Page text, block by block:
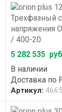
Трехфазный
напряжения
/ 400-20
5 282 535
В наличии
Доставка по
Артикул: